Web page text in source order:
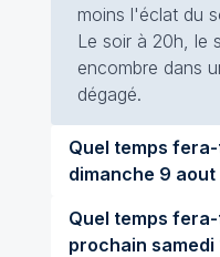
moins l'éclat du
Le soir à 20h, le
encombre dans
dégagé.
Quel temps
Quel temps
prochain samedi 15 aout à